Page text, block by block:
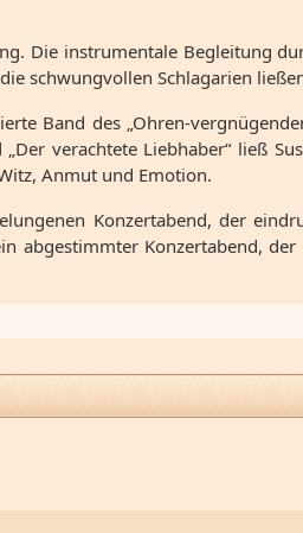
Die instrumentale Begleitung
schwungvollen Schlagarien
Band des „Ohren-
verachtete Liebhaber“ ließ
Anmut und Emotion.
Konzertabend, der
Konzertabend,
200 Jahren wieder aufgeführt